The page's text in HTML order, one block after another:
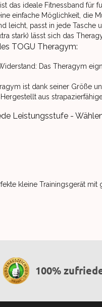
das ideale Fitnessband für
einfache Möglichkeit, die
leicht, passt in jede Tasche
stark) lässt sich das
TOGU Theragym:
Das Theragym
ist dank seiner Größe
aus
Leistungsstufe -
kleine Trainingsgerät
100%